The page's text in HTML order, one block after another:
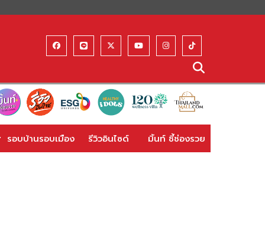
รอบบ้านรอบเมือง รีวิวอินไซด์ มิ้นท์ ชี้ช่องรวย